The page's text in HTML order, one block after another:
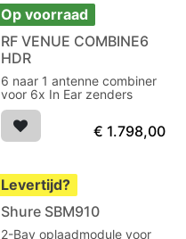
Op voorraad
RF VENUE COMBINE6
HDR
6 naar 1 antenne combiner
voor 6x In Ear zenders
€ 1.798,00
Levertijd?
Shure SBM910
2-Bay oplaadmodule voor